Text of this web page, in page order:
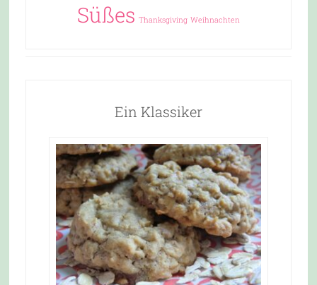
Süßes Thanksgiving Weihnachten
Ein Klassiker